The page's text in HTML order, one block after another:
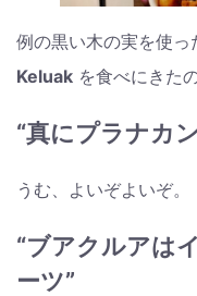
例の黒い木の実を使っ
Keluak を食べにきた
“真にプラナカ
うむ、よいぞよいぞ。
“ブアクルアは
ーツ”